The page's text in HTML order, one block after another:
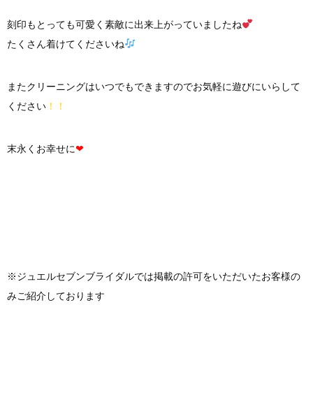
刻印もとっても可愛く素敵に出来上がっていましたね
たくさん着けてくださいね
またクリーニングはいつでもできますのでお気軽に遊びにいらして
ください ！！
末永くお幸せに❤︎
※ジュエルセブンブライダルでは掲載の許可をいただいたお客様の
みご紹介しております